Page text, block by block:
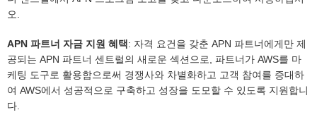
오.
APN 파트너 자금 지원 혜택: 자격 요건을 갖춘 APN 파트너에게만 제
공되는 APN 파트너 센트럴의 새로운 섹션으로, 파트너가 AWS를 마
케팅 도구로 활용함으로써 경쟁사와 차별화하고 고객 참여를 증대하
여 AWS에서 성공적으로 구축하고 성장을 도모할 수 있도록 지원합니
다.